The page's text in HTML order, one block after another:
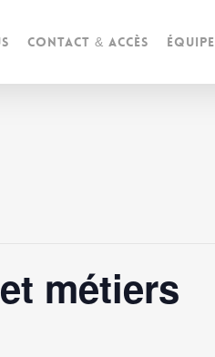
Contact & accès Équipe
métiers